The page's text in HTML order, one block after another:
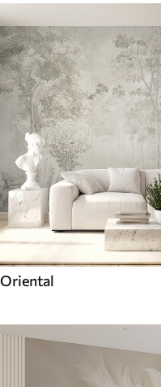
Oriental